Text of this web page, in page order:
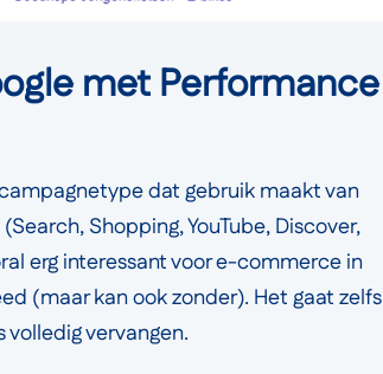
met Performance
dat gebruik maakt van
Shopping, YouTube, Discover,
erg interessant voor e-commerce in
(maar kan ook zonder). Het gaat zelfs
vervangen.